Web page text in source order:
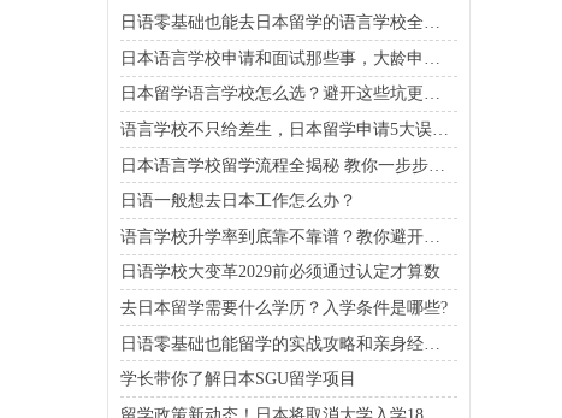
日语零基础也能去日本留学的语言学校全攻略
日本留学语言学校怎么选？避开这些坑更靠谱
日语一般想去日本工作怎么办？
日语学校大变革2029前必须通过认定才算数
去日本留学需要什么学历？入学条件是哪些?
学长带你了解日本SGU留学项目